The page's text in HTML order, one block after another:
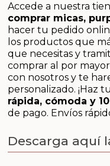
Accede a nuestra
comprar micas,
hacer tu pedido
los productos que
que necesitas y
comprar al por
con nosotros y te
personalizado. ¡Haz
rápida, cómoda y
de pago. Envíos
Descarga aquí
Aceites Esenciales